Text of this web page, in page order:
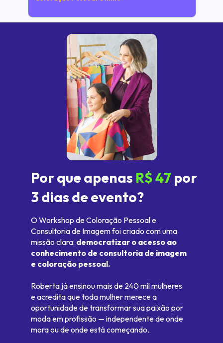
Por que apenas R$ 47 por
3 dias de evento?
O Workshop de Coloração Pessoal e
Consultoria de Imagem foi criado com uma
missão clara: democratizar o acesso ao
conhecimento de consultoria de imagem
e coloração pessoal.
Roberta já ensinou mais de 240 mil mulheres
e acredita que toda mulher merece a
oportunidade de transformar sua paixão por
moda em profissão — independente de onde
mora ou de onde está começando.